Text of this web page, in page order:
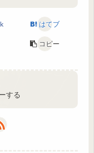
はてブ
コピー
する